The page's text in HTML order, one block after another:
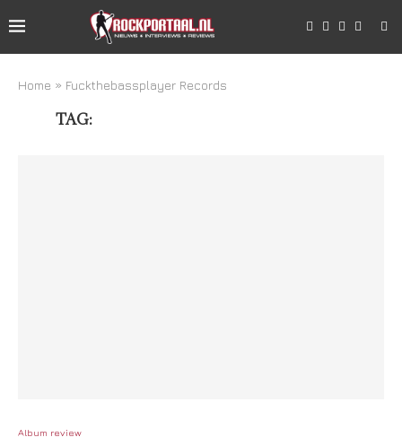
Home » Fuckthebassplayer Records
TAG:
Album review